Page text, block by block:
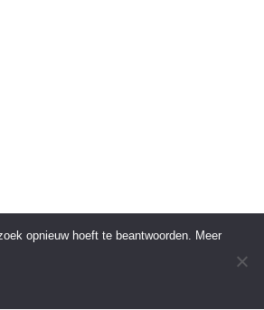
opnieuw hoeft te beantwoorden. Meer